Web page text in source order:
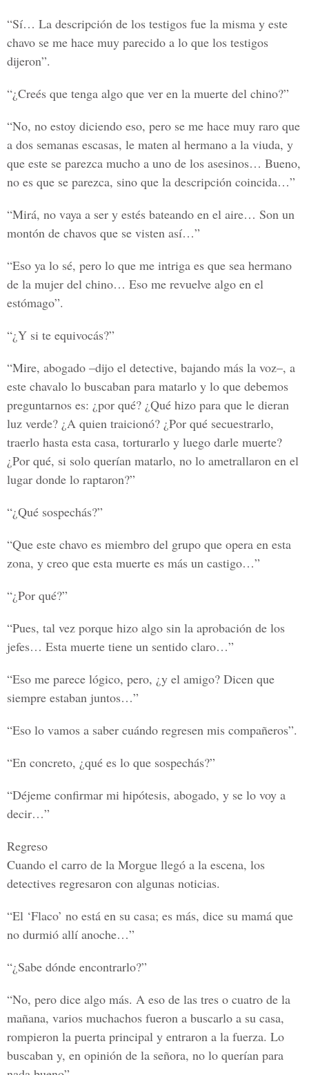
“Sí… La descripción de los testigos fue la misma y este
chavo se me hace muy parecido a lo que los testigos
dijeron”.
“¿Creés que tenga algo que ver en la muerte del chino?”
“No, no estoy diciendo eso, pero se me hace muy raro que
a dos semanas escasas, le maten al hermano a la viuda, y
que este se parezca mucho a uno de los asesinos… Bueno,
no es que se parezca, sino que la descripción coincida…”
“Mirá, no vaya a ser y estés bateando en el aire… Son un
montón de chavos que se visten así…”
“Eso ya lo sé, pero lo que me intriga es que sea hermano
de la mujer del chino… Eso me revuelve algo en el
estómago”.
“¿Y si te equivocás?”
“Mire, abogado –dijo el detective, bajando más la voz–, a
este chavalo lo buscaban para matarlo y lo que debemos
preguntarnos es: ¿por qué? ¿Qué hizo para que le dieran
luz verde? ¿A quien traicionó? ¿Por qué secuestrarlo,
traerlo hasta esta casa, torturarlo y luego darle muerte?
¿Por qué, si solo querían matarlo, no lo ametrallaron en el
lugar donde lo raptaron?”
“¿Qué sospechás?”
“Que este chavo es miembro del grupo que opera en esta
zona, y creo que esta muerte es más un castigo…”
“¿Por qué?”
“Pues, tal vez porque hizo algo sin la aprobación de los
jefes… Esta muerte tiene un sentido claro…”
“Eso me parece lógico, pero, ¿y el amigo? Dicen que
siempre estaban juntos…”
“Eso lo vamos a saber cuándo regresen mis compañeros”.
“En concreto, ¿qué es lo que sospechás?”
“Déjeme confirmar mi hipótesis, abogado, y se lo voy a
decir…”
Regreso
Cuando el carro de la Morgue llegó a la escena, los
detectives regresaron con algunas noticias.
“El ‘Flaco’ no está en su casa; es más, dice su mamá que
no durmió allí anoche…”
“¿Sabe dónde encontrarlo?”
“No, pero dice algo más. A eso de las tres o cuatro de la
mañana, varios muchachos fueron a buscarlo a su casa,
rompieron la puerta principal y entraron a la fuerza. Lo
buscaban y, en opinión de la señora, no lo querían para